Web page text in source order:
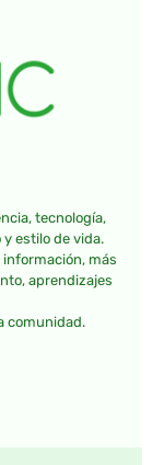
tecnología,
estilo de vida.
más
aprendizajes
comunidad.